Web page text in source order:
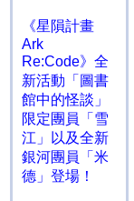
《星隕計畫
Ark
Re:Code》全
新活動「圖書
館中的怪談」
限定團員「雪
江」以及全新
銀河團員「米
德」登場！